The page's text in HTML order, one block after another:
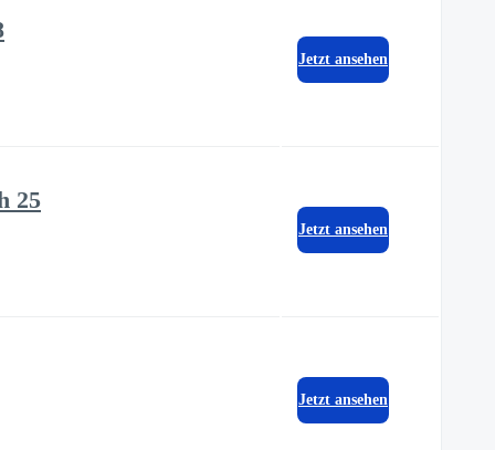
Jetzt ansehen
25
Jetzt ansehen
Jetzt ansehen